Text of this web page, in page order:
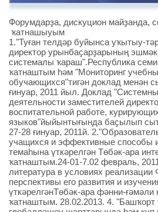
Форумдарҙа, дискуцион майҙанда,
ҡатнашыуым
1."Туған телдәр буйынса уҡытыу-
директор урынбаҫарҙарының
системалы ҡараш".Республика
ҡатнаштым һәм "Мониторинг
обучающихся"тигән доклад менән
ғинуар, 2011 йыл. Доклад
деятельности заместителей
воспитательной работе,
языков"йыйынтығында баҫылып
27-28 ғинуар, 2011й.
учащихся и эффективные способы
темаһына үткәрелгән Төбәк-ара
ҡатнаштым.24-01-7.02 февраль,
литература в условиях
перспективы его развития и
үткәрелгәнТөбәк-ара фәнни-
ҡатнаштым. 28.02.2013. 4. "Башҡорт